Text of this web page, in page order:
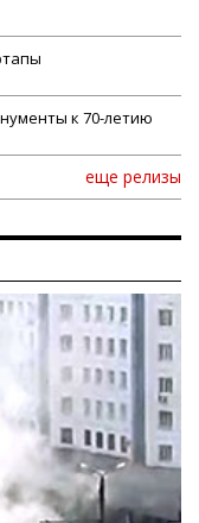
к 70-летию
еще релизы